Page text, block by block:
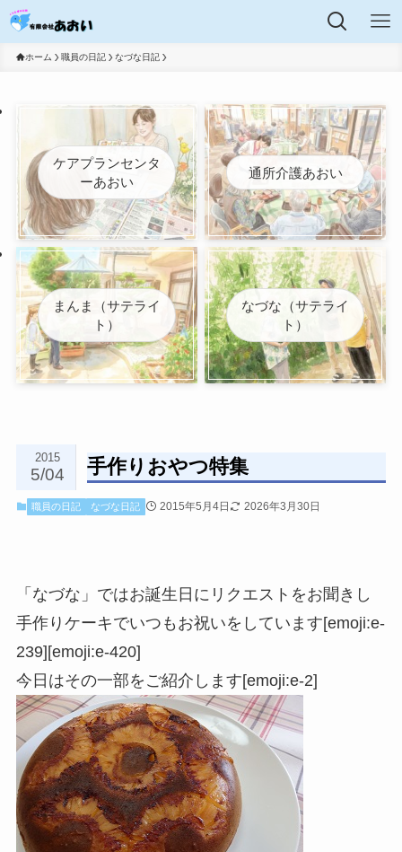
ホーム 職員の日記 なづな日記
ケアプランセンタ
ーあおい
通所介護あおい
まんま（サテライ
ト）
なづな（サテライ
ト）
手作りおやつ特集
2015
5/04
職員の日記 なづな日記 2015年5月4日 2026年3月30日
「なづな」ではお誕生日にリクエストをお聞きし
手作りケーキでいつもお祝いをしています[emoji:e-
239][emoji:e-420]
今日はその一部をご紹介します[emoji:e-2]